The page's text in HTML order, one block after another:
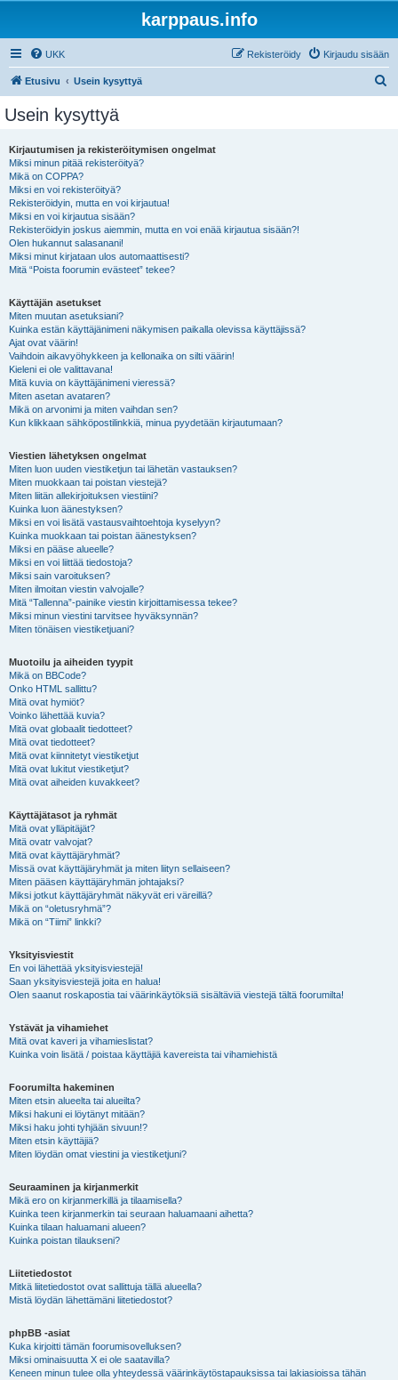
karppaus.info
UKK Kirjaudu sisään
Rekisteröidy
Etusivu Usein kysyttyä
Usein kysyttyä
Kirjautumisen ja rekisteröitymisen ongelmat
Miksi minun pitää rekisteröityä?
Mikä on COPPA?
Miksi en voi rekisteröityä?
Rekisteröidyin, mutta en voi kirjautua!
Miksi en voi kirjautua sisään?
Rekisteröidyin joskus aiemmin, mutta en voi enää kirjautua sisään?!
Olen hukannut salasanani!
Miksi minut kirjataan ulos automaattisesti?
Mitä “Poista foorumin evästeet” tekee?
Käyttäjän asetukset
Miten muutan asetuksiani?
Kuinka estän käyttäjänimeni näkymisen paikalla olevissa käyttäjissä?
Ajat ovat väärin!
Vaihdoin aikavyöhykkeen ja kellonaika on silti väärin!
Kieleni ei ole valittavana!
Mitä kuvia on käyttäjänimeni vieressä?
Miten asetan avataren?
Mikä on arvonimi ja miten vaihdan sen?
Kun klikkaan sähköpostilinkkiä, minua pyydetään kirjautumaan?
Viestien lähetyksen ongelmat
Miten luon uuden viestiketjun tai lähetän vastauksen?
Miten muokkaan tai poistan viestejä?
Miten liitän allekirjoituksen viestiini?
Kuinka luon äänestyksen?
Miksi en voi lisätä vastausvaihtoehtoja kyselyyn?
Kuinka muokkaan tai poistan äänestyksen?
Miksi en pääse alueelle?
Miksi en voi liittää tiedostoja?
Miksi sain varoituksen?
Miten ilmoitan viestin valvojalle?
Mitä “Tallenna”-painike viestin kirjoittamisessa tekee?
Miksi minun viestini tarvitsee hyväksynnän?
Miten tönäisen viestiketjuani?
Muotoilu ja aiheiden tyypit
Mikä on BBCode?
Onko HTML sallittu?
Mitä ovat hymiöt?
Voinko lähettää kuvia?
Mitä ovat globaalit tiedotteet?
Mitä ovat tiedotteet?
Mitä ovat kiinnitetyt viestiketjut
Mitä ovat lukitut viestiketjut?
Mitä ovat aiheiden kuvakkeet?
Käyttäjätasot ja ryhmät
Mitä ovat ylläpitäjät?
Mitä ovatr valvojat?
Mitä ovat käyttäjäryhmät?
Missä ovat käyttäjäryhmät ja miten liityn sellaiseen?
Miten pääsen käyttäjäryhmän johtajaksi?
Miksi jotkut käyttäjäryhmät näkyvät eri väreillä?
Mikä on “oletusryhmä”?
Mikä on “Tiimi” linkki?
Yksityisviestit
En voi lähettää yksityisviestejä!
Saan yksityisviestejä joita en halua!
Olen saanut roskapostia tai väärinkäytöksiä sisältäviä viestejä tältä foorumilta!
Ystävät ja vihamiehet
Mitä ovat kaveri ja vihamieslistat?
Kuinka voin lisätä / poistaa käyttäjiä kavereista tai vihamiehistä
Foorumilta hakeminen
Miten etsin alueelta tai alueilta?
Miksi hakuni ei löytänyt mitään?
Miksi haku johti tyhjään sivuun!?
Miten etsin käyttäjiä?
Miten löydän omat viestini ja viestiketjuni?
Seuraaminen ja kirjanmerkit
Mikä ero on kirjanmerkillä ja tilaamisella?
Kuinka teen kirjanmerkin tai seuraan haluamaani aihetta?
Kuinka tilaan haluamani alueen?
Kuinka poistan tilaukseni?
Liitetiedostot
Mitkä liitetiedostot ovat sallittuja tällä alueella?
Mistä löydän lähettämäni liitetiedostot?
phpBB -asiat
Kuka kirjoitti tämän foorumisovelluksen?
Miksi ominaisuutta X ei ole saatavilla?
Keneen minun tulee olla yhteydessä väärinkäytöstapauksissa tai lakiasioissa tähän